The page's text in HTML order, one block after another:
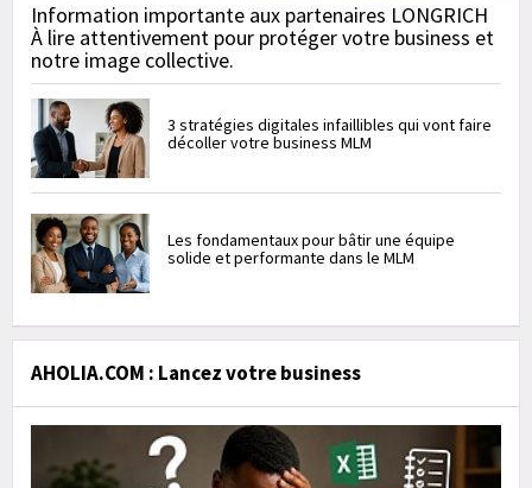
Information importante aux partenaires LONGRICH
À lire attentivement pour protéger votre business et
notre image collective.
3 stratégies digitales infaillibles qui vont faire
décoller votre business MLM
Les fondamentaux pour bâtir une équipe
solide et performante dans le MLM
AHOLIA.COM : Lancez votre business